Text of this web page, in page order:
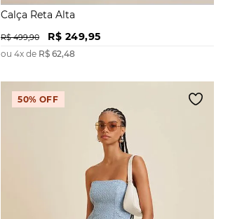
Calça Reta Alta
R$ 499,90 R$ 249,95
ou 4x de R$ 62,48
50% OFF